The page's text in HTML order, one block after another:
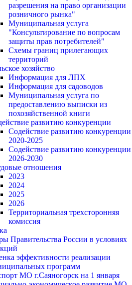
разрешения на право организации
розничного рынка"
Муниципальная услуга
"Консультирование по вопросам
защиты прав потребителей"
Схемы границ прилегающих
территорий
хозяйство
Информация для ЛПХ
Информация для садоводов
Муниципальная услуга по
предоставлению выписки из
похозяйственной книги
развитию конкуренции
Содействие развитию конкуренции
2020-2025
Содействие развитию конкуренции
2026-2030
отношения
2023
2024
2025
2026
Территориальная трехсторонняя
комиссия
Правительства России в условиях
эффективности реализации
программ
МО г.Саяногорск на 1 января